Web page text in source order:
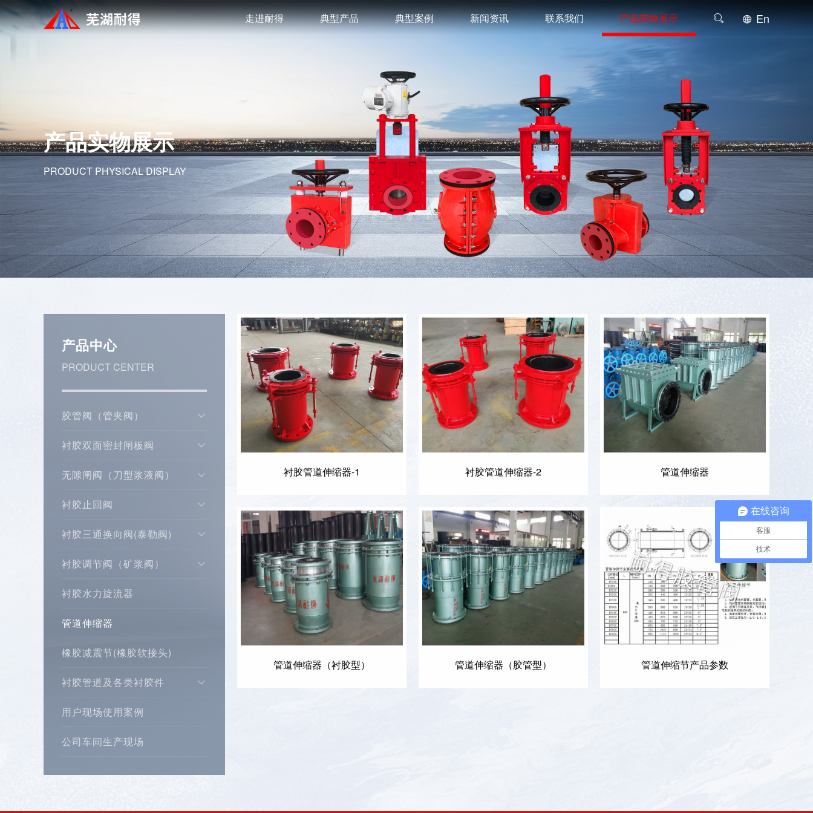
走进耐得 典型产品 典型案例 新闻资讯 联系我们 产品实物展示 En
产品实物展示
PRODUCT PHYSICAL DISPLAY
产品中心
PRODUCT CENTER
胶管阀（管夹阀）
衬胶双面密封闸板阀
无隙闸阀（刀型浆液阀）
衬胶止回阀
衬胶三通换向阀(泰勒阀)
衬胶调节阀（矿浆阀）
衬胶水力旋流器
管道伸缩器
橡胶减震节(橡胶软接头)
衬胶管道及各类衬胶件
用户现场使用案例
公司车间生产现场
衬胶管道伸缩器-1 衬胶管道伸缩器-2 管道伸缩器
管道伸缩器（衬胶型） 管道伸缩器（胶管型） 管道伸缩节产品参数
在线咨询
客服
技术